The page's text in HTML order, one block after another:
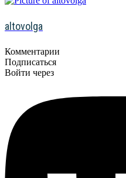
altovolga
Комментарии
Подписаться
Войти через